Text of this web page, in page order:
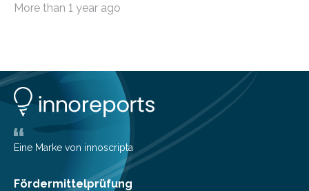
die genau das ermöglichen: Sie helfen Ihnen, Ausgaben
Lösungen interessieren. 1. Multibanking-Tools: Alle
Konten auf einen Blick Viele Banken bieten bereits in
ihrem Online-Banking eine Multibanking-Funktion an,
mit der sich Konten bei anderen Banken…
More than 1 year ago
Eine Marke von innoscripta
Fördermittelprüfung